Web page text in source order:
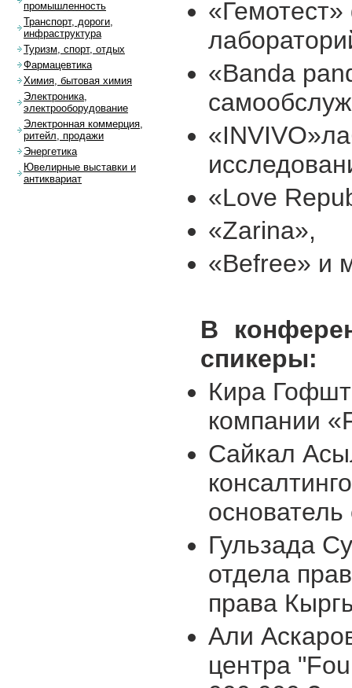
«Banda
«Love
«Zarina»,
«Befree» и
В
спикеры:
Кира
компании
Сайкал
Гульзада
отдела
права
Али
центра
промышленность
Транспорт, дороги,
инфраструктура
Туризм, спорт, отдых
Фармацевтика
Химия, бытовая химия
Электроника,
электрооборудование
Электронная коммерция,
ритейл, продажи
Энергетика
Ювелирные выставки и
антиквариат